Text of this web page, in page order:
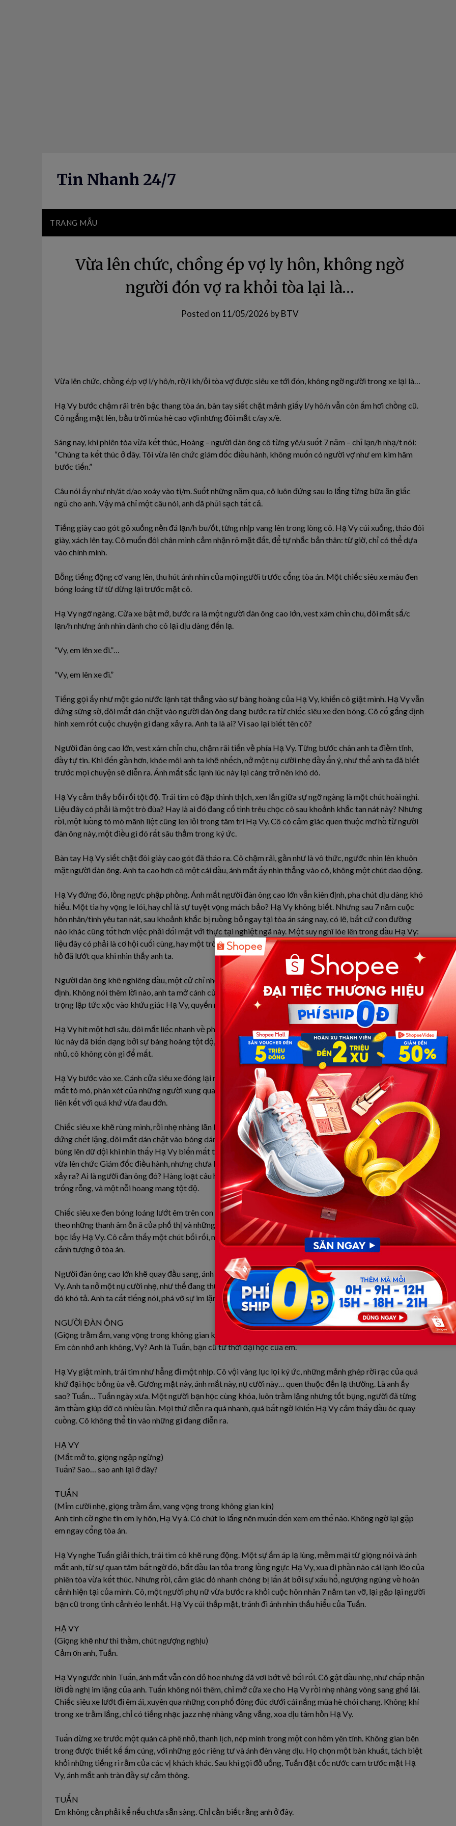
Tin Nhanh 24/7
TRANG MẪU
Vừa lên chức, chồng ép vợ ly hôn, không ngờ
người đón vợ ra khỏi tòa lại là…
Posted on 11/05/2026 byBTV
Vừa lên chức, chồng é/p vợ l/y hô/n, rờ/i kh/ỏi tòa vợ được siêu xe tới đón, không ngờ người trong xe lại là…
Hạ Vy bước chậm rãi trên bậc thang tòa án, bàn tay siết chặt mảnh giấy l/y hô/n vẫn còn ấm hơi chồng cũ.
Cô ngẩng mặt lên, bầu trời mùa hè cao vợi nhưng đôi mắt c/ay x/è.
Sáng nay, khi phiên tòa vừa kết thúc, Hoàng – người đàn ông cô từng yê/u suốt 7 năm – chỉ lạn/h nhạ/t nói:
“Chúng ta kết thúc ở đây. Tôi vừa lên chức giám đốc điều hành, không muốn có người vợ như em kìm hãm
bước tiến.”
Câu nói ấy như nh/át d/ao xoáy vào ti/m. Suốt những năm qua, cô luôn đứng sau lo lắng từng bữa ăn giấc
ngủ cho anh. Vậy mà chỉ một câu nói, anh đã phủi sạch tất cả.
Tiếng giày cao gót gõ xuống nền đá lạn/h bu/ốt, từng nhịp vang lên trong lòng cô. Hạ Vy cúi xuống, tháo đôi
giày, xách lên tay. Cô muốn đôi chân mình cảm nhận rõ mặt đất, để tự nhắc bản thân: từ giờ, chỉ có thể dựa
vào chính mình.
Bỗng tiếng động cơ vang lên, thu hút ánh nhìn của mọi người trước cổng tòa án. Một chiếc siêu xe màu đen
bóng loáng từ từ dừng lại trước mặt cô.
Hạ Vy ngỡ ngàng. Cửa xe bật mở, bước ra là một người đàn ông cao lớn, vest xám chỉn chu, đôi mắt sắ/c
lạn/h nhưng ánh nhìn dành cho cô lại dịu dàng đến lạ.
“Vy, em lên xe đi.”…
“Vy, em lên xe đi.”
Tiếng gọi ấy như một gáo nước lạnh tạt thẳng vào sự bàng hoàng của Hạ Vy, khiến cô giật mình. Hạ Vy vẫn
đứng sững sờ, đôi mắt dán chặt vào người đàn ông đang bước ra từ chiếc siêu xe đen bóng. Cô cố gắng định
hình xem rốt cuộc chuyện gì đang xảy ra. Anh ta là ai? Vì sao lại biết tên cô?
Người đàn ông cao lớn, vest xám chỉn chu, chậm rãi tiến về phía Hạ Vy. Từng bước chân anh ta điềm tĩnh,
đầy tự tin. Khi đến gần hơn, khóe môi anh ta khẽ nhếch, nở một nụ cười nhẹ đầy ẩn ý, như thể anh ta đã biết
trước mọi chuyện sẽ diễn ra. Ánh mắt sắc lạnh lúc này lại càng trở nên khó dò.
Hạ Vy cảm thấy bối rối tột độ. Trái tim cô đập thình thịch, xen lẫn giữa sự ngỡ ngàng là một chút hoài nghi.
Liệu đây có phải là một trò đùa? Hay là ai đó đang cố tình trêu chọc cô sau khoảnh khắc tan nát này? Nhưng
rồi, một luồng tò mò mãnh liệt cũng len lỏi trong tâm trí Hạ Vy. Cô có cảm giác quen thuộc mơ hồ từ người
đàn ông này, một điều gì đó rất sâu thẳm trong ký ức.
Bàn tay Hạ Vy siết chặt đôi giày cao gót đã tháo ra. Cô chậm rãi, gần như là vô thức, ngước nhìn lên khuôn
mặt người đàn ông. Anh ta cao hơn cô một cái đầu, ánh mắt ấy nhìn thẳng vào cô, không một chút dao động.
Hạ Vy đứng đó, lồng ngực phập phồng. Ánh mắt người đàn ông cao lớn vẫn kiên định, pha chút dịu dàng khó
hiểu. Một tia hy vọng le lói, hay chỉ là sự tuyệt vọng mách bảo? Hạ Vy không biết. Nhưng sau 7 năm cuộc
hôn nhân/tình yêu tan nát, sau khoảnh khắc bị ruồng bỏ ngay tại tòa án sáng nay, có lẽ, bất cứ con đường
nào khác cũng tốt hơn việc phải đối mặt với thực tại nghiệt ngã này. Một suy nghĩ lóe lên trong đầu Hạ Vy:
liệu đây có phải là cơ hội cuối cùng, hay một trò đùa tàn nhẫn khác? Cô chợt nhớ lại cảm giác quen thuộc mơ
hồ đã lướt qua khi nhìn thấy anh ta.
Người đàn ông khẽ nghiêng đầu, một cử chỉ nhỏ nhưng đầy ẩn ý, như thể đang thúc giục Hạ Vy đưa ra quyết
định. Không nói thêm lời nào, anh ta mở cánh cửa siêu xe màu đen bóng loáng. Một mùi hương da thuộc sang
trọng lập tức xộc vào khứu giác Hạ Vy, quyến rũ đến lạ kỳ.
Hạ Vy hít một hơi sâu, đôi mắt liếc nhanh về phía Hoàng đang đứng chết trân ở cổng tòa án. Nét mặt Hoàng
lúc này đã biến dạng bởi sự bàng hoàng tột độ, trộn lẫn kinh ngạc và tức giận. Khoảnh khắc ấy, Hạ Vy tự
nhủ, cô không còn gì để mất.
Hạ Vy bước vào xe. Cánh cửa siêu xe đóng lại một cách êm ái, khẽ tách cô khỏi thế giới ồn ào và những ánh
mắt tò mò, phán xét của những người xung quanh. Tiếng đóng cửa như một ranh giới vô hình, cắt đứt mọi
liên kết với quá khứ vừa đau đớn.
Chiếc siêu xe khẽ rùng mình, rồi nhẹ nhàng lăn bánh, lướt qua Hoàng như một cơn gió đen. Từ xa, Hoàng vẫn
đứng chết lặng, đôi mắt dán chặt vào bóng dáng chiếc xe lao vút đi. Khuôn mặt anh ta đỏ bừng, sự tức giận
bùng lên dữ dội khi nhìn thấy Hạ Vy biến mất trong chiếc xe sang trọng ấy, không một lời giải thích. Anh ta
vừa lên chức Giám đốc điều hành, nhưng chưa bao giờ sở hữu một chiếc xe nào xa hoa đến vậy. Điều gì vừa
xảy ra? Ai là người đàn ông đó? Hàng loạt câu hỏi xoáy vào tâm trí Hoàng, nhưng tất cả chỉ nhận lại sự
trống rỗng, và một nỗi hoang mang tột độ.
Chiếc siêu xe đen bóng loáng lướt êm trên con đường nhựa trải dài dưới nắng hè chói chang, cuốn phăng
theo những thanh âm ồn ã của phố thị và những ánh mắt tò mò. Mùi da thuộc sang trọng vẫn vương vấn, bao
bọc lấy Hạ Vy. Cô cảm thấy một chút bối rối, một chút e ngại, nhưng cũng là một sự giải thoát kỳ lạ khỏi
cảnh tượng ở tòa án.
Người đàn ông cao lớn khẽ quay đầu sang, ánh mắt sắc lạnh ban nãy giờ lại dịu dàng hơn khi nhìn về phía Hạ
Vy. Anh ta nở một nụ cười nhẹ, như thể đang thưởng thức khoảnh khắc này, một nụ cười chứa đựng điều gì
đó khó tả. Anh ta cất tiếng nói, phá vỡ sự im lặng căng thẳng mà dễ chịu trong xe.
NGƯỜI ĐÀN ÔNG
(Giọng trầm ấm, vang vọng trong không gian kín)
Em còn nhớ anh không, Vy? Anh là Tuấn, bạn cũ từ thời đại học của em.
Hạ Vy giật mình, trái tim như hẫng đi một nhịp. Cô vội vàng lục lọi ký ức, những mảnh ghép rời rạc của quá
khứ đại học bỗng ùa về. Gương mặt này, ánh mắt này, nụ cười này… quen thuộc đến lạ thường. Là anh ấy
sao? Tuấn… Tuấn ngày xưa. Một người bạn học cùng khóa, luôn trầm lặng nhưng tốt bụng, người đã từng
âm thầm giúp đỡ cô nhiều lần. Mọi thứ diễn ra quá nhanh, quá bất ngờ khiến Hạ Vy cảm thấy đầu óc quay
cuồng. Cô không thể tin vào những gì đang diễn ra.
HẠ VY
(Mắt mở to, giọng ngập ngừng)
Tuấn? Sao… sao anh lại ở đây?
TUẤN
(Mỉm cười nhẹ, giọng trầm ấm, vang vọng trong không gian kín)
Anh tình cờ nghe tin em ly hôn, Hạ Vy à. Có chút lo lắng nên muốn đến xem em thế nào. Không ngờ lại gặp
em ngay cổng tòa án.
Hạ Vy nghe Tuấn giải thích, trái tim cô khẽ rung động. Một sự ấm áp lạ lùng, mềm mại từ giọng nói và ánh
mắt anh, từ sự quan tâm bất ngờ đó, bắt đầu lan tỏa trong lồng ngực Hạ Vy, xua đi phần nào cái lạnh lẽo của
phiên tòa vừa kết thúc. Nhưng rồi, cảm giác đó nhanh chóng bị lấn át bởi sự xấu hổ, ngượng ngùng về hoàn
cảnh hiện tại của mình. Cô, một người phụ nữ vừa bước ra khỏi cuộc hôn nhân 7 năm tan vỡ, lại gặp lại người
bạn cũ trong tình cảnh éo le nhất. Hạ Vy cúi thấp mặt, tránh đi ánh nhìn thấu hiểu của Tuấn.
HẠ VY
(Giọng khẽ như thì thầm, chút ngượng nghịu)
Cảm ơn anh, Tuấn.
Hạ Vy ngước nhìn Tuấn, ánh mắt vẫn còn đỏ hoe nhưng đã vơi bớt vẻ bối rối. Cô gật đầu nhẹ, như chấp nhận
lời đề nghị im lặng của anh. Tuấn không nói thêm, chỉ mở cửa xe cho Hạ Vy rồi nhẹ nhàng vòng sang ghế lái.
Chiếc siêu xe lướt đi êm ái, xuyên qua những con phố đông đúc dưới cái nắng mùa hè chói chang. Không khí
trong xe trầm lắng, chỉ có tiếng nhạc jazz nhẹ nhàng văng vẳng, xoa dịu tâm hồn Hạ Vy.
Tuấn dừng xe trước một quán cà phê nhỏ, thanh lịch, nép mình trong một con hẻm yên tĩnh. Không gian bên
trong được thiết kế ấm cúng, với những góc riêng tư và ánh đèn vàng dịu. Họ chọn một bàn khuất, tách biệt
khỏi những tiếng rì rầm của các vị khách khác. Sau khi gọi đồ uống, Tuấn đặt cốc nước cam trước mặt Hạ
Vy, ánh mắt anh tràn đầy sự cảm thông.
TUẤN
Em không cần phải kể nếu chưa sẵn sàng. Chỉ cần biết rằng anh ở đây.